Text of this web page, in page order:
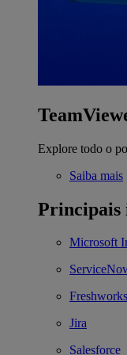
Explore todo o
Saiba mais
Principais
Microsoft
Freshworks
Jira
Salesforce